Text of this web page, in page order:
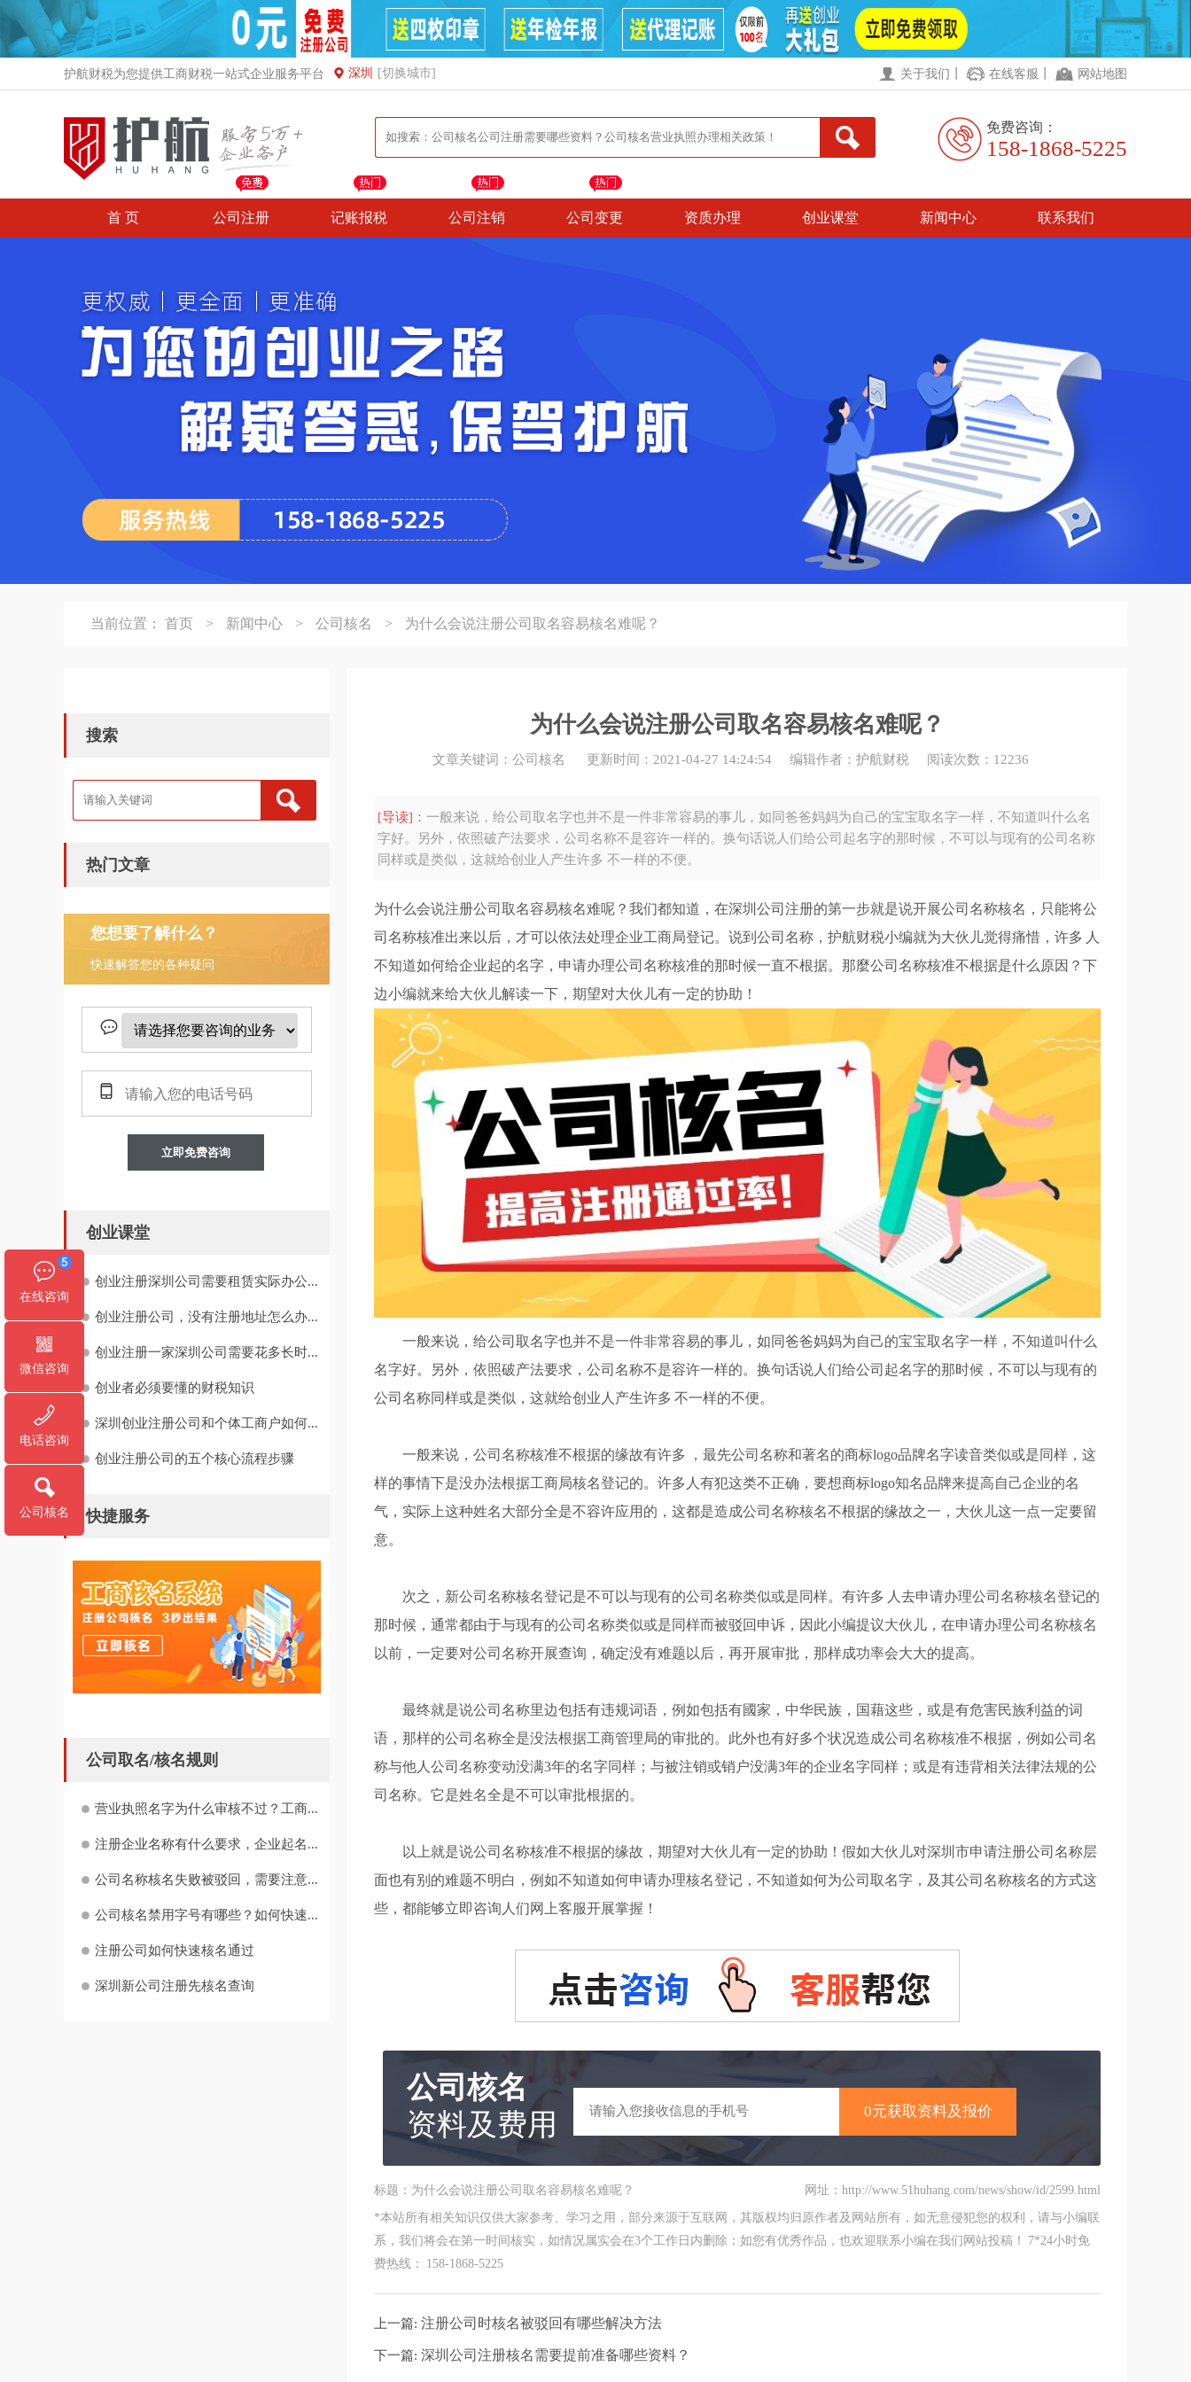
护航财税为您提供工商财税一站式企业服务平台 深圳 [切换城市] 关于我们 在线客服 网站地图
免费咨询：
158-1868-5225
首 页 公司注册 记账报税 公司注销 公司变更 资质办理 创业课堂 新闻中心 联系我们
当前位置： 首页 > 新闻中心 > 公司核名 > 为什么会说注册公司取名容易核名难呢？
搜索
热门文章
您想要了解什么？
快速解答您的各种疑问
立即免费咨询
创业课堂
创业注册深圳公司需要租赁实际办公...
创业注册公司，没有注册地址怎么办...
创业注册一家深圳公司需要花多长时...
创业者必须要懂的财税知识
深圳创业注册公司和个体工商户如何...
创业注册公司的五个核心流程步骤
快捷服务
公司取名/核名规则
营业执照名字为什么审核不过？工商...
注册企业名称有什么要求，企业起名...
公司名称核名失败被驳回，需要注意...
公司核名禁用字号有哪些？如何快速...
注册公司如何快速核名通过
深圳新公司注册先核名查询
为什么会说注册公司取名容易核名难呢？
文章关键词：公司核名 更新时间：2021-04-27 14:24:54 编辑作者：护航财税 阅读次数：12236
[导读]： 一般来说，给公司取名字也并不是一件非常容易的事儿，如同爸爸妈妈为自己的宝宝取名字一样，不知道叫什么名
字好。另外，依照破产法要求，公司名称不是容许一样的。换句话说人们给公司起名字的那时候，不可以与现有的公司名称
同样或是类似，这就给创业人产生许多 不一样的不便。
为什么会说注册公司取名容易核名难呢？我们都知道，在深圳公司注册的第一步就是说开展公司名称核名，只能将公
司名称核准出来以后，才可以依法处理企业工商局登记。说到公司名称，护航财税小编就为大伙儿觉得痛惜，许多 人
不知道如何给企业起的名字，申请办理公司名称核准的那时候一直不根据。那麼公司名称核准不根据是什么原因？下
边小编就来给大伙儿解读一下，期望对大伙儿有一定的协助！
一般来说，给公司取名字也并不是一件非常容易的事儿，如同爸爸妈妈为自己的宝宝取名字一样，不知道叫什么
名字好。另外，依照破产法要求，公司名称不是容许一样的。换句话说人们给公司起名字的那时候，不可以与现有的
公司名称同样或是类似，这就给创业人产生许多 不一样的不便。
一般来说，公司名称核准不根据的缘故有许多 ，最先公司名称和著名的商标logo品牌名字读音类似或是同样，这
样的事情下是没办法根据工商局核名登记的。许多人有犯这类不正确，要想商标logo知名品牌来提高自己企业的名
气，实际上这种姓名大部分全是不容许应用的，这都是造成公司名称核名不根据的缘故之一，大伙儿这一点一定要留
意。
次之，新公司名称核名登记是不可以与现有的公司名称类似或是同样。有许多 人去申请办理公司名称核名登记的
那时候，通常都由于与现有的公司名称类似或是同样而被驳回申诉，因此小编提议大伙儿，在申请办理公司名称核名
以前，一定要对公司名称开展查询，确定没有难题以后，再开展审批，那样成功率会大大的提高。
最终就是说公司名称里边包括有违规词语，例如包括有國家，中华民族，国藉这些，或是有危害民族利益的词
语，那样的公司名称全是没法根据工商管理局的审批的。此外也有好多个状况造成公司名称核准不根据，例如公司名
称与他人公司名称变动没满3年的名字同样；与被注销或销户没满3年的企业名字同样；或是有违背相关法律法规的公
司名称。它是姓名全是不可以审批根据的。
以上就是说公司名称核准不根据的缘故，期望对大伙儿有一定的协助！假如大伙儿对深圳市申请注册公司名称层
面也有别的难题不明白，例如不知道如何申请办理核名登记，不知道如何为公司取名字，及其公司名称核名的方式这
些，都能够立即咨询人们网上客服开展掌握！
公司核名
资料及费用
标题：为什么会说注册公司取名容易核名难呢？ 网址：http://www.51huhang.com/news/show/id/2599.html
*本站所有相关知识仅供大家参考、学习之用，部分来源于互联网，其版权均归原作者及网站所有，如无意侵犯您的权利，请与小编联
系，我们将会在第一时间核实，如情况属实会在3个工作日内删除；如您有优秀作品，也欢迎联系小编在我们网站投稿！ 7*24小时免
费热线： 158-1868-5225
上一篇: 注册公司时核名被驳回有哪些解决方法
下一篇: 深圳公司注册核名需要提前准备哪些资料？
在线咨询
微信咨询
电话咨询
公司核名